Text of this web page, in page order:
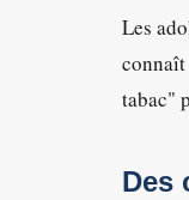
Les
tabac"
Des